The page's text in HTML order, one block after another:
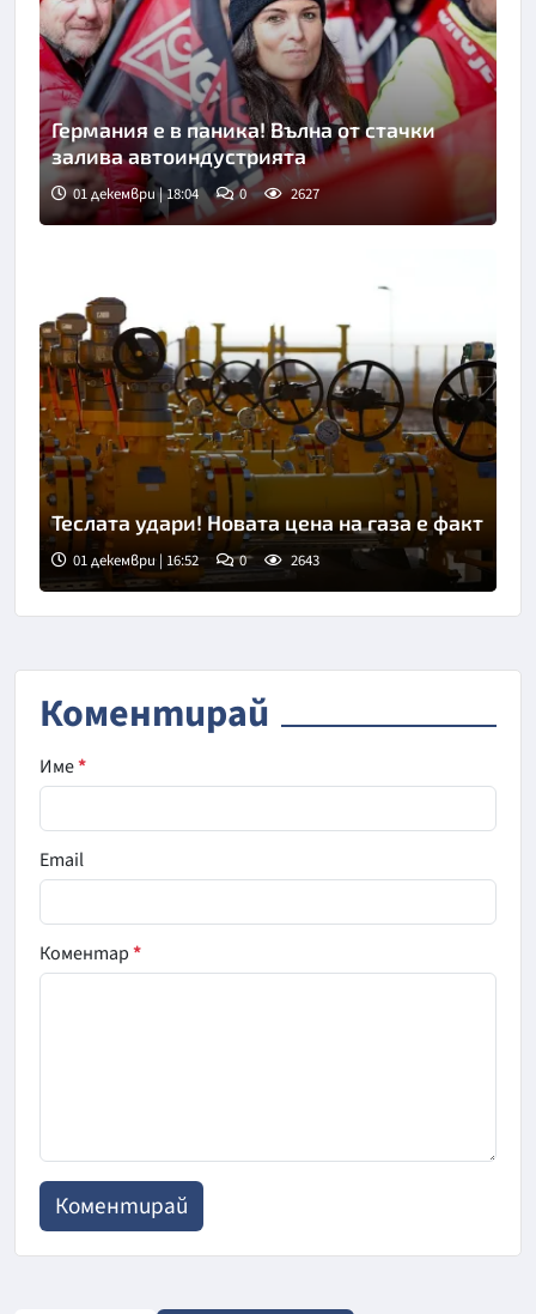
Германия е в паника! Вълна от стачки
залива автоиндустрията
01 декември | 18:04 0 2627
Теслата удари! Новата цена на газа е факт
01 декември | 16:52 0 2643
Коментирай
Име*
Email
Коментар*